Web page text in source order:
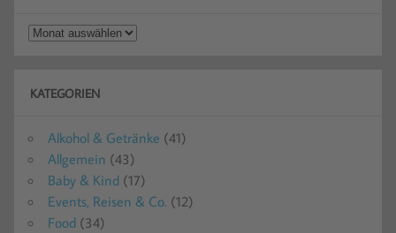
Vergangenes
KATEGORIEN
Alkohol & Getränke (41)
Allgemein (43)
Baby & Kind (17)
Events, Reisen & Co. (12)
Food (34)